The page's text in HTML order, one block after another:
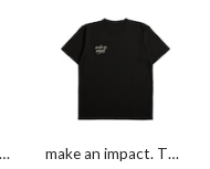
make an impact. T